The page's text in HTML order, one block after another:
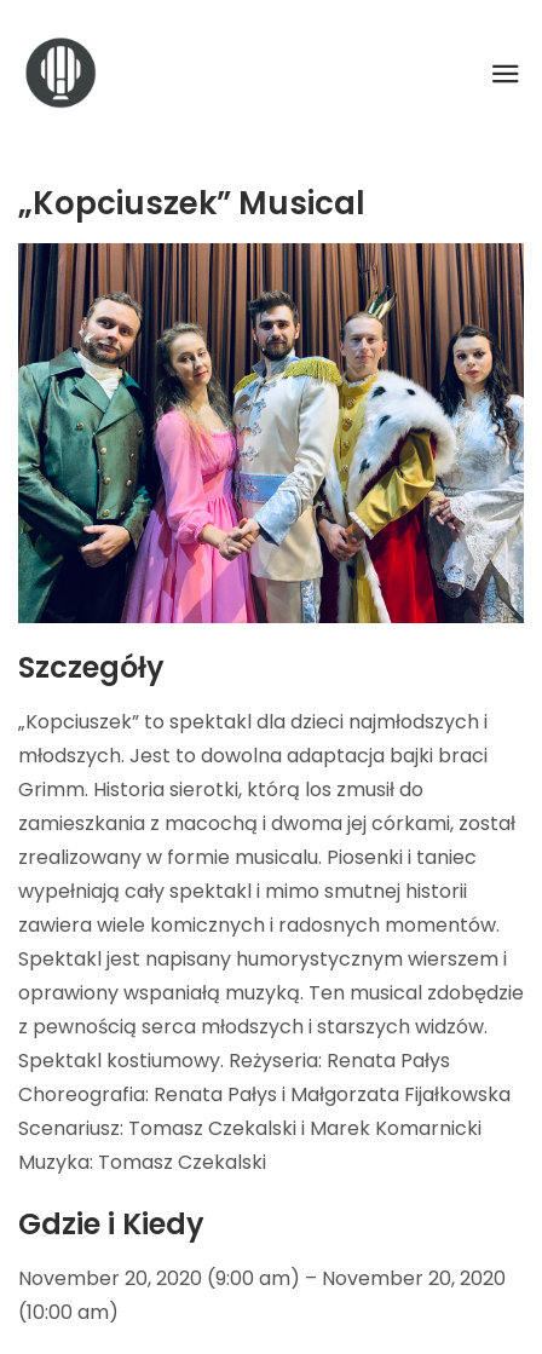
„Kopciuszek” Musical
Szczegóły
„Kopciuszek” to spektakl dla dzieci najmłodszych i
młodszych. Jest to dowolna adaptacja bajki braci
Grimm. Historia sierotki, którą los zmusił do
zamieszkania z macochą i dwoma jej córkami, został
zrealizowany w formie musicalu. Piosenki i taniec
wypełniają cały spektakl i mimo smutnej historii
zawiera wiele komicznych i radosnych momentów.
Spektakl jest napisany humorystycznym wierszem i
oprawiony wspaniałą muzyką. Ten musical zdobędzie
z pewnością serca młodszych i starszych widzów.
Spektakl kostiumowy. Reżyseria: Renata Pałys
Choreografia: Renata Pałys i Małgorzata Fijałkowska
Scenariusz: Tomasz Czekalski i Marek Komarnicki
Muzyka: Tomasz Czekalski
Gdzie i Kiedy
November 20, 2020 (9:00 am) – November 20, 2020
(10:00 am)